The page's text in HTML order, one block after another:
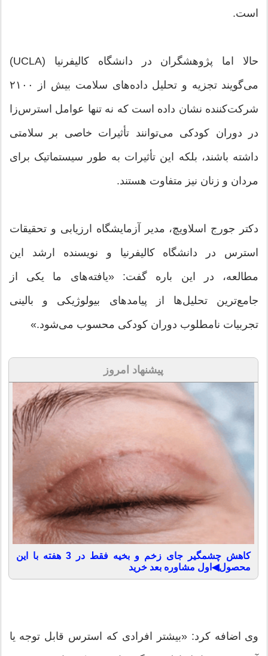
است.
حالا اما پژوهشگران در دانشگاه کالیفرنیا (UCLA)
می‌گویند تجزیه و تحلیل داده‌های سلامت بیش از ۲۱۰۰
شرکت‌کننده نشان داده است که نه تنها عوامل استرس‌زا
در دوران کودکی می‌توانند تأثیرات خاصی بر سلامتی
داشته باشند، بلکه این تأثیرات به طور سیستماتیک برای
مردان و زنان نیز متفاوت هستند.
دکتر جورج اسلاویچ، مدیر آزمایشگاه ارزیابی و تحقیقات
استرس در دانشگاه کالیفرنیا و نویسنده ارشد این
مطالعه، در این باره گفت: «یافته‌های ما یکی از
جامع‌ترین تحلیل‌ها از پیامدهای بیولوژیکی و بالینی
تجربیات نامطلوب دوران کودکی محسوب می‌شود.»
پیشنهاد امروز
کاهش چشمگیر جای زخم و بخیه فقط در 3 هفته با این
محصول◀اول مشاوره بعد خرید
وی اضافه کرد: «بیشتر افرادی که استرس قابل توجه یا